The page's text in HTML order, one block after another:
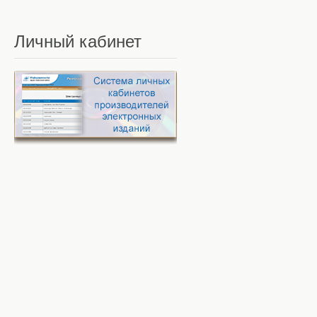
Личный кабинет